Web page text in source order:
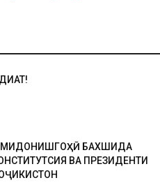
БАХШИДА
ВА ПРЕЗИДЕНТИ